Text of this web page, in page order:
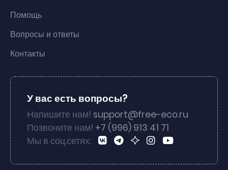
Помощь
Вопросы и ответы
Контакты
У вас есть вопросы?
Напишите нам! support@free-eco.ru
Позвоните нам! +7 (996) 913 41 71
Мы в соц.сетях: